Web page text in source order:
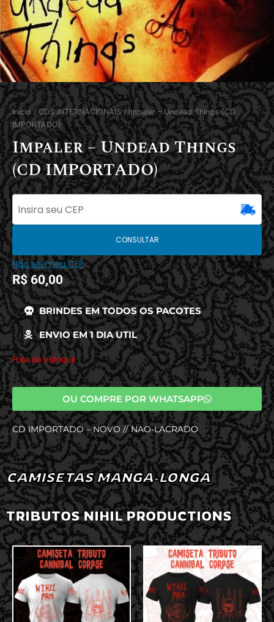
Início/CDS INTERNACIONAIS/ Impaler – Undead Things (CD
IMPORTADO)
Impaler – Undead Things
(CD IMPORTADO)
CONSULTAR
Não sei meu CEP
R$60,00
BRINDES EM TODOS OS PACOTES
ENVIO EM 1 DIA UTIL
Fora de estoque
OU COMPRE POR WHATSAPP
CD IMPORTADO – NOVO // NAO-LACRADO
CAMISETAS MANGA-LONGA
TRIBUTOS NIHIL PRODUCTIONS